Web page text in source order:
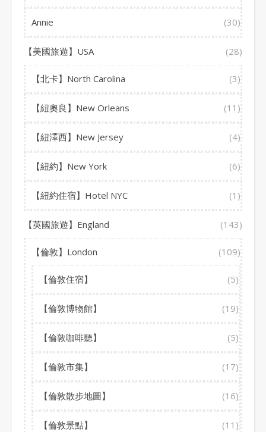
Annie (30)
【美國旅遊】USA (28)
【北卡】North Carolina (3)
【紐奧良】New Orleans (11)
【紐澤西】New Jersey (4)
【紐約】New York (6)
【紐約住宿】Hotel NYC (1)
【英國旅遊】England (143)
【倫敦】London (109)
【倫敦住宿】 (5)
【倫敦博物館】 (19)
【倫敦咖啡聽】 (5)
【倫敦市集】 (17)
【倫敦散步地圖】 (16)
【倫敦景點】 (11)